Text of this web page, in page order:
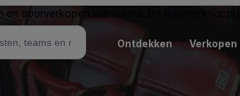
en doorverkopen van tickets. De
Ontdekken Verkopen